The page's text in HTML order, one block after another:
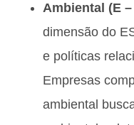
Ambiental (E
dimensão do
e políticas
Empresas
ambiental